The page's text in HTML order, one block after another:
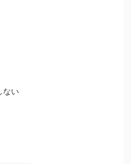
ない